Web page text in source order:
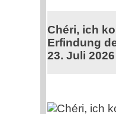
Chéri, ich
Erfindung
23. Juli 2026